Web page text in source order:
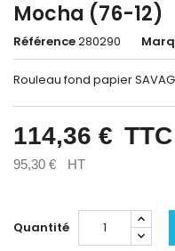
Mocha (76-12)
Référence280290
Rouleau fond papier
114,36 € TTC
95,30 € HT
Quantité